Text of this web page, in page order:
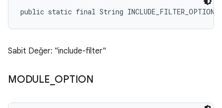
public static final String INCLUDE_FILTER_OPTION
Sabit Değer: "include-filter"
MODULE OPTION